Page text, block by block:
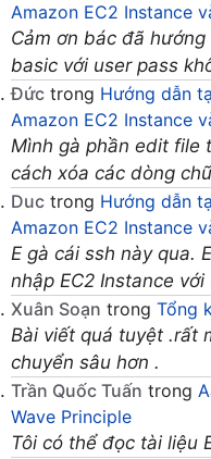
Amazon EC2 Instance
Cảm ơn bác đã
basic với user pass
Đức trong Hướng dẫn
Amazon EC2 Instance
Mình gà phần edit file
cách xóa các dòng
Duc trong Hướng dẫn
Amazon EC2 Instance
E gà cái ssh này qua.
nhập EC2 Instance
Xuân Soạn trong Tổng
Bài viết quá tuyệt .rất
chuyển sâu hơn .
Trần Quốc Tuấn trong
Wave Principle
Tôi có thể đọc tài liệu